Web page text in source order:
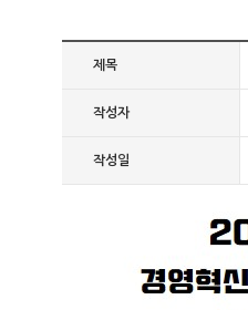
제목
작성자
작성일